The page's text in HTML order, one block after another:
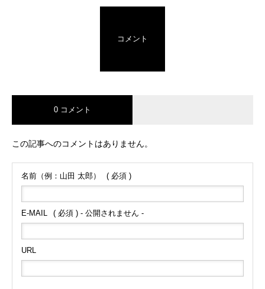
コメント
0 コメント
この記事へのコメントはありません。
名前（例：山田 太郎） ( 必須 )
E-MAIL ( 必須 ) - 公開されません -
URL